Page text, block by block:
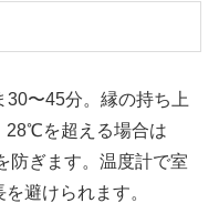
〜45分。縁の持ち上
28℃を超える場合は
防ぎます。温度計で室
避けられます。